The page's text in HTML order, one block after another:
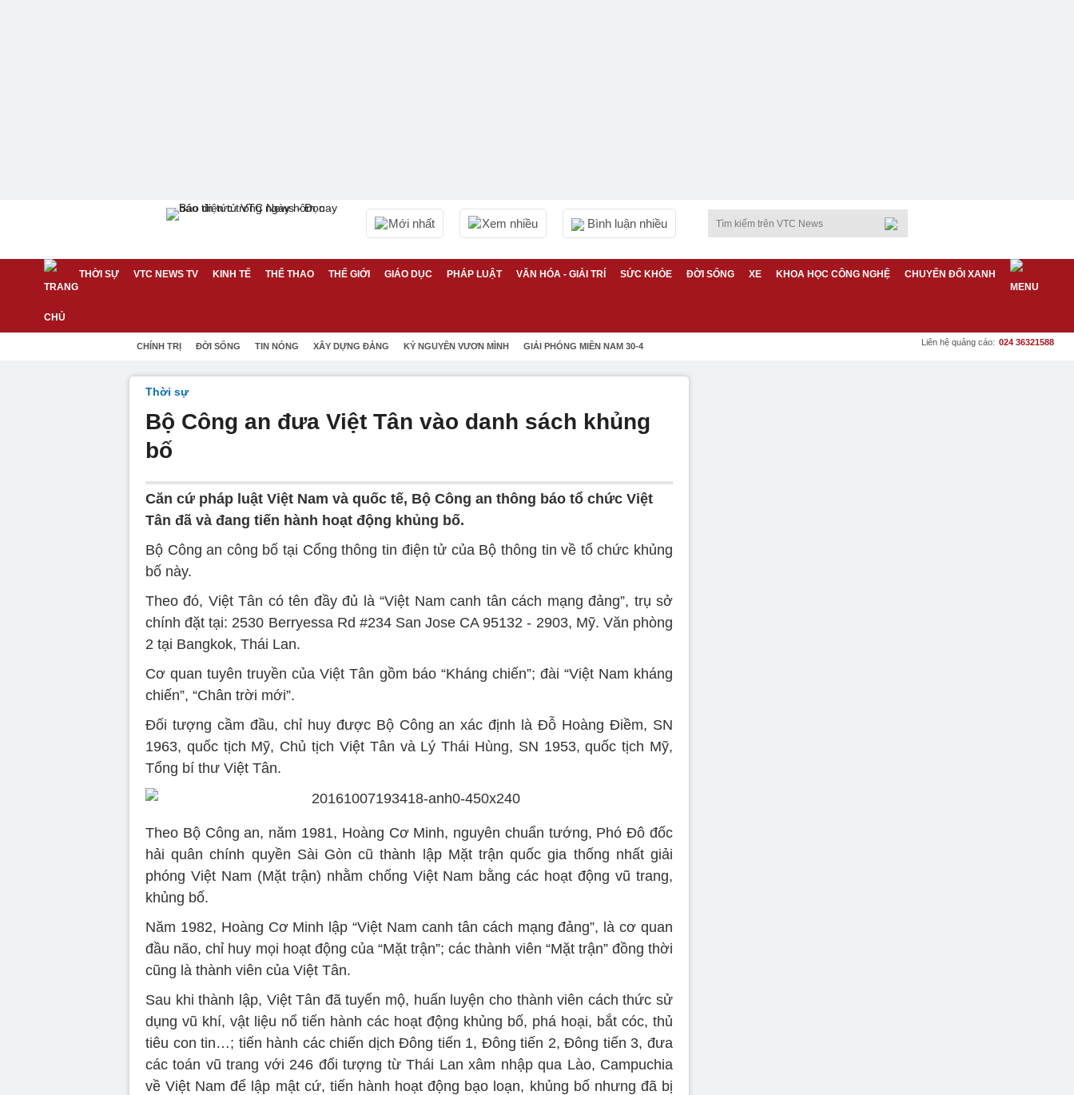
Mới nhất Xem nhiều Bình luận nhiều
THỜI SỰ VTC NEWS TV KINH TẾ THỂ THAO THẾ GIỚI GIÁO DỤC PHÁP LUẬT VĂN HÓA - GIẢI TRÍ SỨC KHỎE ĐỜI SỐNG XE KHOA HỌC CÔNG NGHỆ CHUYỂN ĐỔI XANH
CHÍNH TRỊ ĐỜI SỐNG TIN NÓNG XÂY DỰNG ĐẢNG KỶ NGUYÊN VƯƠN MÌNH GIẢI PHÓNG MIỀN NAM 30-4 Liên hệ quảng cáo: 024 36321588
Thời sự
Bộ Công an đưa Việt Tân vào danh sách khủng
bố
Căn cứ pháp luật Việt Nam và quốc tế, Bộ Công an thông báo tổ chức Việt
Tân đã và đang tiến hành hoạt động khủng bố.
Bộ Công an công bố tại Cổng thông tin điện tử của Bộ thông tin về tổ chức khủng
bố này.
Theo đó, Việt Tân có tên đầy đủ là “Việt Nam canh tân cách mạng đảng”, trụ sở
chính đặt tại: 2530 Berryessa Rd #234 San Jose CA 95132 - 2903, Mỹ. Văn phòng
2 tại Bangkok, Thái Lan.
Cơ quan tuyên truyền của Việt Tân gồm báo “Kháng chiến”; đài “Việt Nam kháng
chiến”, “Chân trời mới”.
Đối tượng cầm đầu, chỉ huy được Bộ Công an xác định là Đỗ Hoàng Điềm, SN
1963, quốc tịch Mỹ, Chủ tịch Việt Tân và Lý Thái Hùng, SN 1953, quốc tịch Mỹ,
Tổng bí thư Việt Tân.
Theo Bộ Công an, năm 1981, Hoàng Cơ Minh, nguyên chuẩn tướng, Phó Đô đốc
hải quân chính quyền Sài Gòn cũ thành lập Mặt trận quốc gia thống nhất giải
phóng Việt Nam (Mặt trận) nhằm chống Việt Nam bằng các hoạt động vũ trang,
khủng bố.
Năm 1982, Hoàng Cơ Minh lập “Việt Nam canh tân cách mạng đảng”, là cơ quan
đầu não, chỉ huy mọi hoạt động của “Mặt trận”; các thành viên “Mặt trận” đồng thời
cũng là thành viên của Việt Tân.
Sau khi thành lập, Việt Tân đã tuyển mộ, huấn luyện cho thành viên cách thức sử
dụng vũ khí, vật liệu nổ tiến hành các hoạt động khủng bố, phá hoại, bắt cóc, thủ
tiêu con tin…; tiến hành các chiến dịch Đông tiến 1, Đông tiến 2, Đông tiến 3, đưa
các toán vũ trang với 246 đối tượng từ Thái Lan xâm nhập qua Lào, Campuchia
về Việt Nam để lập mật cứ, tiến hành hoạt động bạo loạn, khủng bố nhưng đã bị